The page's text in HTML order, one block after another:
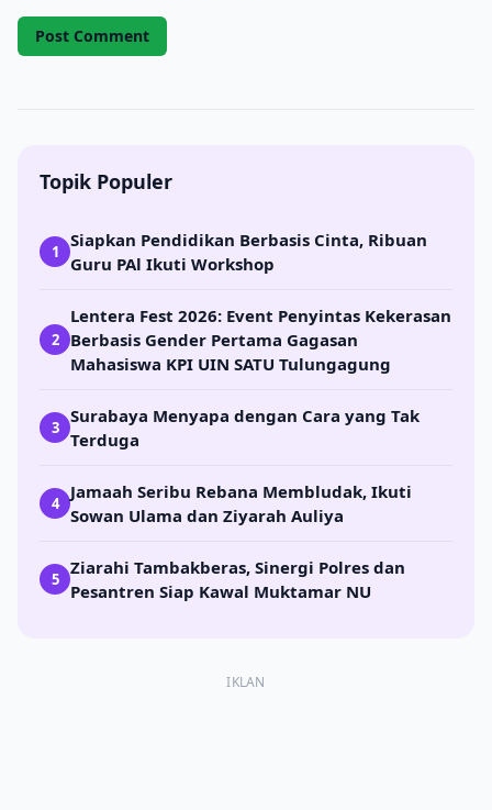
Topik Populer
1
Siapkan Pendidikan Berbasis Cinta, Ribuan
Guru PAl Ikuti Workshop
2
Lentera Fest 2026: Event Penyintas Kekerasan
Berbasis Gender Pertama Gagasan
Mahasiswa KPI UIN SATU Tulungagung
3
Surabaya Menyapa dengan Cara yang Tak
Terduga
4
Jamaah Seribu Rebana Membludak, Ikuti
Sowan Ulama dan Ziyarah Auliya
5
Ziarahi Tambakberas, Sinergi Polres dan
Pesantren Siap Kawal Muktamar NU
IKLAN